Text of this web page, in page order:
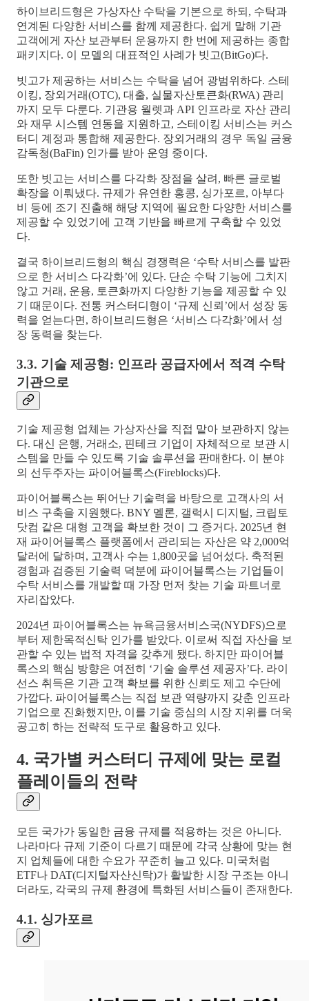
하이브리드형은 가상자산 수탁을 기본으로 하되, 수탁과
연계된 다양한 서비스를 함께 제공한다. 쉽게 말해 기관
고객에게 자산 보관부터 운용까지 한 번에 제공하는 종합
패키지다. 이 모델의 대표적인 사례가 빗고(BitGo)다.
빗고가 제공하는 서비스는 수탁을 넘어 광범위하다. 스테
이킹, 장외거래(OTC), 대출, 실물자산토큰화(RWA) 관리
까지 모두 다룬다. 기관용 월렛과 API 인프라로 자산 관리
와 재무 시스템 연동을 지원하고, 스테이킹 서비스는 커스
터디 계정과 통합해 제공한다. 장외거래의 경우 독일 금융
감독청(BaFin) 인가를 받아 운영 중이다.
또한 빗고는 서비스를 다각화 장점을 살려, 빠른 글로벌
확장을 이뤄냈다. 규제가 유연한 홍콩, 싱가포르, 아부다
비 등에 조기 진출해 해당 지역에 필요한 다양한 서비스를
제공할 수 있었기에 고객 기반을 빠르게 구축할 수 있었
다.
결국 하이브리드형의 핵심 경쟁력은 ‘수탁 서비스를 발판
으로 한 서비스 다각화’에 있다. 단순 수탁 기능에 그치지
않고 거래, 운용, 토큰화까지 다양한 기능을 제공할 수 있
기 때문이다. 전통 커스터디형이 ‘규제 신뢰’에서 성장 동
력을 얻는다면, 하이브리드형은 ‘서비스 다각화’에서 성
장 동력을 찾는다.
3.3. 기술 제공형: 인프라 공급자에서 적격 수탁
기관으로
기술 제공형 업체는 가상자산을 직접 맡아 보관하지 않는
다. 대신 은행, 거래소, 핀테크 기업이 자체적으로 보관 시
스템을 만들 수 있도록 기술 솔루션을 판매한다. 이 분야
의 선두주자는 파이어블록스(Fireblocks)다.
파이어블록스는 뛰어난 기술력을 바탕으로 고객사의 서
비스 구축을 지원했다. BNY 멜론, 갤럭시 디지털, 크립토
닷컴 같은 대형 고객을 확보한 것이 그 증거다. 2025년 현
재 파이어블록스 플랫폼에서 관리되는 자산은 약 2,000억
달러에 달하며, 고객사 수는 1,800곳을 넘어섰다. 축적된
경험과 검증된 기술력 덕분에 파이어블록스는 기업들이
수탁 서비스를 개발할 때 가장 먼저 찾는 기술 파트너로
자리잡았다.
2024년 파이어블록스는 뉴욕금융서비스국(NYDFS)으로
부터 제한목적신탁 인가를 받았다. 이로써 직접 자산을 보
관할 수 있는 법적 자격을 갖추게 됐다. 하지만 파이어블
록스의 핵심 방향은 여전히 ‘기술 솔루션 제공자’다. 라이
선스 취득은 기관 고객 확보를 위한 신뢰도 제고 수단에
가깝다. 파이어블록스는 직접 보관 역량까지 갖춘 인프라
기업으로 진화했지만, 이를 기술 중심의 시장 지위를 더욱
공고히 하는 전략적 도구로 활용하고 있다.
4. 국가별 커스터디 규제에 맞는 로컬
플레이들의 전략
모든 국가가 동일한 금융 규제를 적용하는 것은 아니다.
나라마다 규제 기준이 다르기 때문에 각국 상황에 맞는 현
지 업체들에 대한 수요가 꾸준히 늘고 있다. 미국처럼
ETF나 DAT(디지털자산신탁)가 활발한 시장 구조는 아니
더라도, 각국의 규제 환경에 특화된 서비스들이 존재한다.
4.1. 싱가포르